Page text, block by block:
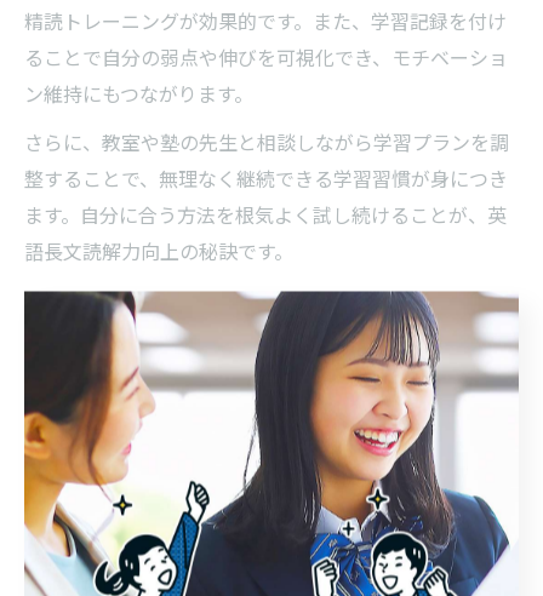
精読トレーニングが効果的です。また、学習記録を付け
ることで自分の弱点や伸びを可視化でき、モチベーショ
ン維持にもつながります。
さらに、教室や塾の先生と相談しながら学習プランを調
整することで、無理なく継続できる学習習慣が身につき
ます。自分に合う方法を根気よく試し続けることが、英
語長文読解力向上の秘訣です。
英語長文に強くなる甲府市の学習ポイント紹
甲府市で英語長文に強くなるためには、いくつかの学習
ポイントを押さえることが重要です。まず、単語・熟語
力の強化は長文読解の基礎となるため、日々の暗記や復
習を怠らないことが大切です。
次に、段落ごとの要旨をまとめる練習や、設問意図を正